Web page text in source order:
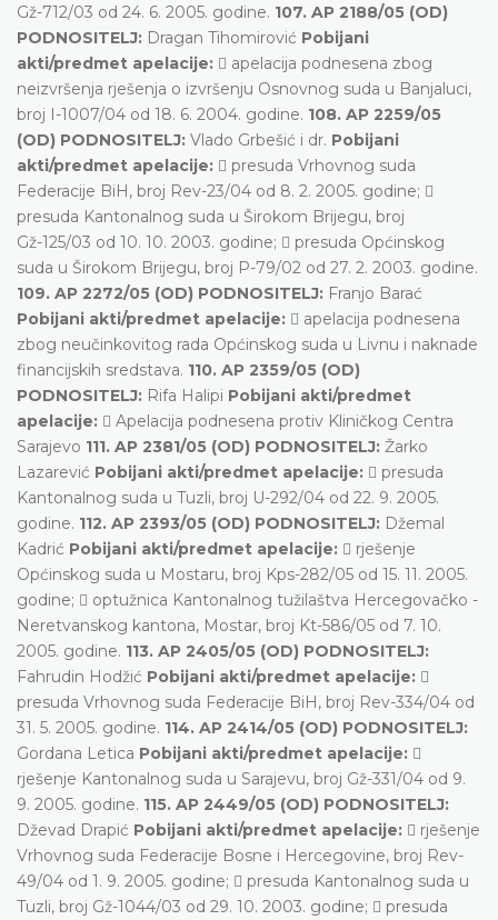
Gž-712/03 od 24. 6. 2005. godine. 107. AP 2188/05 (OD)
PODNOSITELJ: Dragan Tihomirović Pobijani
akti/predmet apelacije:  apelacija podnesena zbog
neizvršenja rješenja o izvršenju Osnovnog suda u Banjaluci,
broj I-1007/04 od 18. 6. 2004. godine. 108. AP 2259/05
(OD) PODNOSITELJ: Vlado Grbešić i dr. Pobijani
akti/predmet apelacije:  presuda Vrhovnog suda
Federacije BiH, broj Rev-23/04 od 8. 2. 2005. godine; 
presuda Kantonalnog suda u Širokom Brijegu, broj
Gž-125/03 od 10. 10. 2003. godine;  presuda Općinskog
suda u Širokom Brijegu, broj P-79/02 od 27. 2. 2003. godine.
109. AP 2272/05 (OD) PODNOSITELJ: Franjo Barać
Pobijani akti/predmet apelacije:  apelacija podnesena
zbog neučinkovitog rada Općinskog suda u Livnu i naknade
financijskih sredstava. 110. AP 2359/05 (OD)
PODNOSITELJ: Rifa Halipi Pobijani akti/predmet
apelacije:  Apelacija podnesena protiv Kliničkog Centra
Sarajevo 111. AP 2381/05 (OD) PODNOSITELJ: Žarko
Lazarević Pobijani akti/predmet apelacije:  presuda
Kantonalnog suda u Tuzli, broj U-292/04 od 22. 9. 2005.
godine. 112. AP 2393/05 (OD) PODNOSITELJ: Džemal
Kadrić Pobijani akti/predmet apelacije:  rješenje
Općinskog suda u Mostaru, broj Kps-282/05 od 15. 11. 2005.
godine;  optužnica Kantonalnog tužilaštva Hercegovačko -
Neretvanskog kantona, Mostar, broj Kt-586/05 od 7. 10.
2005. godine. 113. AP 2405/05 (OD) PODNOSITELJ:
Fahrudin Hodžić Pobijani akti/predmet apelacije: 
presuda Vrhovnog suda Federacije BiH, broj Rev-334/04 od
31. 5. 2005. godine. 114. AP 2414/05 (OD) PODNOSITELJ:
Gordana Letica Pobijani akti/predmet apelacije: 
rješenje Kantonalnog suda u Sarajevu, broj Gž-331/04 od 9.
9. 2005. godine. 115. AP 2449/05 (OD) PODNOSITELJ:
Dževad Drapić Pobijani akti/predmet apelacije:  rješenje
Vrhovnog suda Federacije Bosne i Hercegovine, broj Rev-
49/04 od 1. 9. 2005. godine;  presuda Kantonalnog suda u
Tuzli, broj Gž-1044/03 od 29. 10. 2003. godine;  presuda